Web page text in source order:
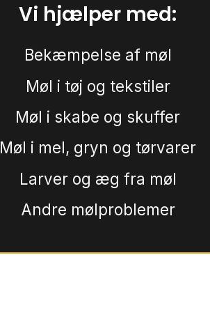
Vi hjælper med:
Bekæmpelse af møl
Møl i tøj og tekstiler
Møl i skabe og skuffer
Møl i mel, gryn og tørvarer
Larver og æg fra møl
Andre mølproblemer